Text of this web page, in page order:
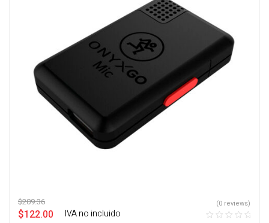
$209.36
$122.00 ‎ ‎ ‎ IVA no incluido
(0 reviews)